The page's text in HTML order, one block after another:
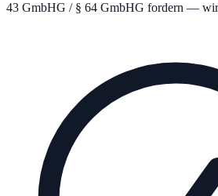
43 GmbHG / § 64 GmbHG fordern — wir